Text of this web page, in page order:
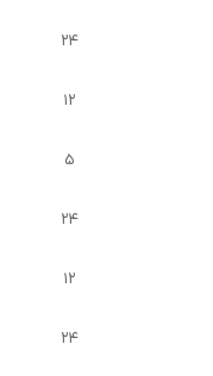
۲۴
۱۲
۵
۲۴
۱۲
۲۴